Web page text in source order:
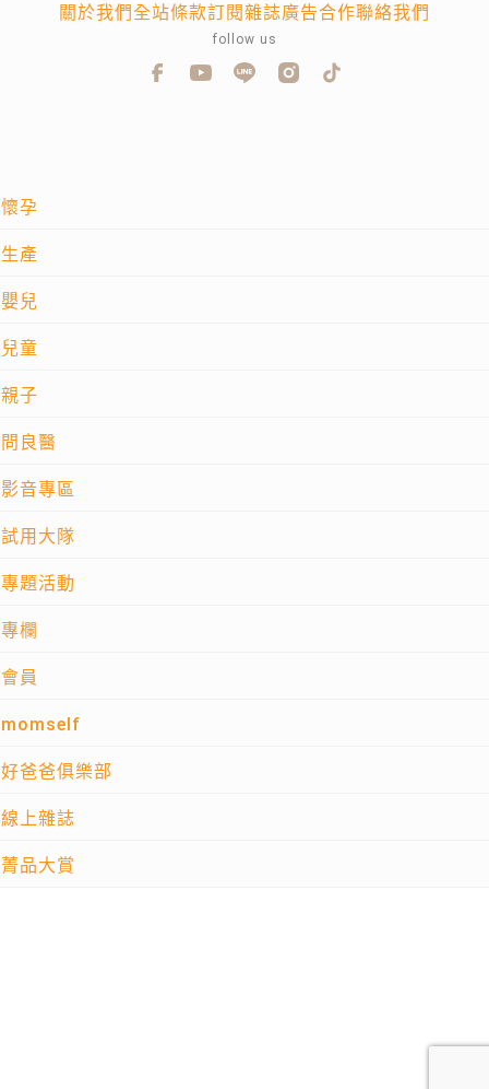
懷孕
生產
嬰兒
兒童
親子
問良醫
影音專區
試用大隊
專題活動
專欄
會員
momself
好爸爸俱樂部
線上雜誌
菁品大賞
關於我們全站條款訂閱雜誌廣告合作聯絡我們
follow us